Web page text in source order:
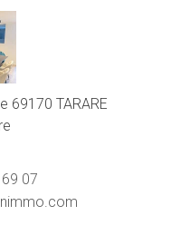
69170 TARARE
07